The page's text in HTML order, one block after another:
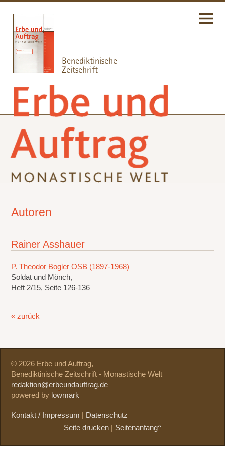
Autoren
Rainer Asshauer
P. Theodor Bogler OSB (1897-1968)
Soldat und Mönch,
Heft 2/15, Seite 126-136
« zurück
© 2026 Erbe und Auftrag,
Benediktinische Zeitschrift - Monastische Welt
redaktion@erbeundauftrag.de
powered by lowmark
Kontakt / Impressum
Datenschutz
Seite drucken
Seitenanfang^